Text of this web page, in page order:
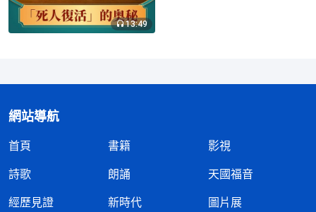
13:49
網站導航
首頁 書籍
影視
詩歌
朗誦
天國福音
經歷見證
新時代
圖片展